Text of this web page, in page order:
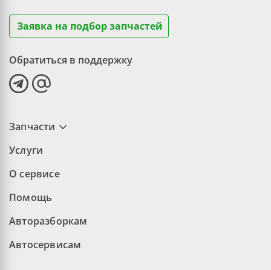
Заявка на подбор запчастей
Обратиться в поддержку
Запчасти
Услуги
О сервисе
Помощь
Авторазборкам
Автосервисам